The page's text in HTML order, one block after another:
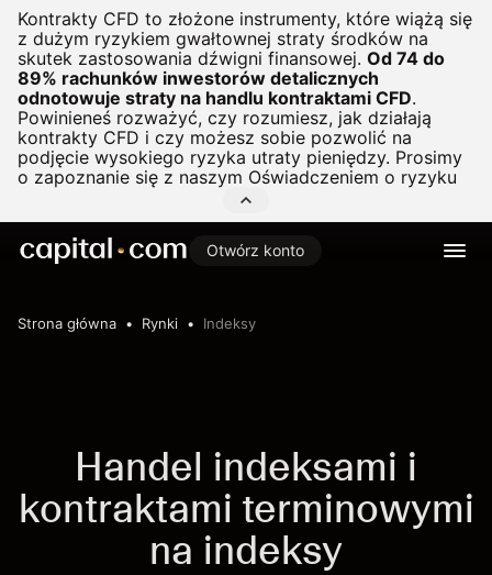
Kontrakty CFD to złożone instrumenty, które wiążą się
z dużym ryzykiem gwałtownej straty środków na
skutek zastosowania dźwigni finansowej. Od 74 do
89% rachunków inwestorów detalicznych
odnotowuje straty na handlu kontraktami CFD.
Powinieneś rozważyć, czy rozumiesz, jak działają
kontrakty CFD i czy możesz sobie pozwolić na
podjęcie wysokiego ryzyka utraty pieniędzy. Prosimy
o zapoznanie się z naszym Oświadczeniem o ryzyku
Otwórz konto
Strona główna Rynki Indeksy
Handel indeksami i
kontraktami terminowymi
na indeksy